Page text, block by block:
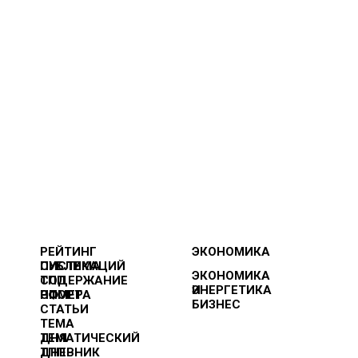
РЕЙТИНГ
ПУБЛИКАЦИЙ
СИСТЕМА
ТПП
РФ
СОДЕРЖАНИЕ
НОМЕРА
СПОРТ
СТАТЬИ
ТЕМА
ДНЯ
ТЕМАТИЧЕСКИЙ
ДНЕВНИК
ТПП
ЭКОНОМИКА
ЭКОНОМИКА
И
БИЗНЕС
ЭНЕРГЕТИКА